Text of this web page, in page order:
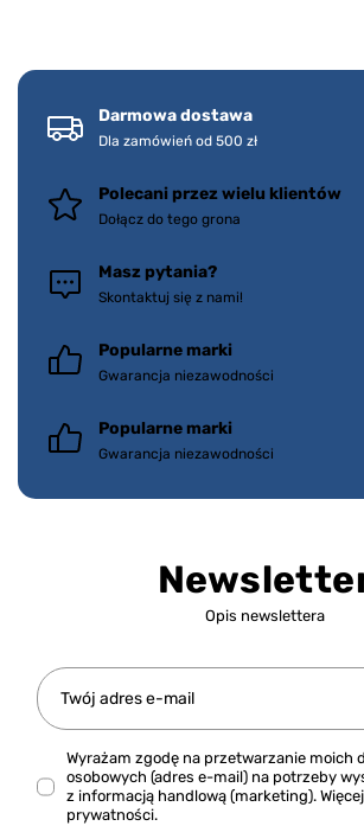
Darmowa dostawa
Dla zamówień od 500 zł
Polecani przez wielu klientów
Dołącz do tego grona
Masz pytania?
Skontaktuj się z nami!
Popularne marki
Gwarancja niezawodności
Popularne marki
Gwarancja niezawodności
Opis newslettera
Twój adres e-mail
Wyrażam zgodę na przetwarzanie moich
osobowych (adres e-mail) na potrzeby
z informacją handlową (marketing).
prywatności.